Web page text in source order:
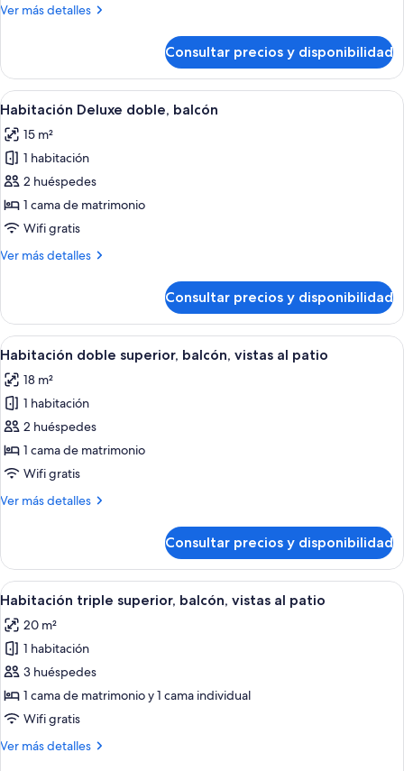
balcón
Ver más detalles
Más
individual
clásica,
balcón
Consultar precios y disponibilidad
Abrir
todas
las
fotos
de
Habitación
Deluxe
balcón
Un dormitorio moderno con una
2
Habitación Deluxe doble, balcón
15 m²
1 habitación
2 huéspedes
1 cama de matrimonio
Wifi gratis
Ver más detalles
Más
Deluxe
doble,
balcón
Consultar precios y disponibilidad
Abrir
todas
las
fotos
de
Habitación
doble
balcón,
patio
Un dormitorio moderno con una
1
Habitación doble superior, balcón, vistas al patio
18 m²
1 habitación
2 huéspedes
1 cama de matrimonio
Wifi gratis
Ver más detalles
Más
doble
superior,
balcón,
al
patio
Consultar precios y disponibilidad
Abrir
todas
las
fotos
de
Habitación
triple
balcón,
Habitación de hotel con cama, un
1
Habitación triple superior, balcón, vistas al patio
20 m²
1 habitación
3 huéspedes
1 cama de matrimonio y 1 cama individual
Wifi gratis
Ver más detalles
Más